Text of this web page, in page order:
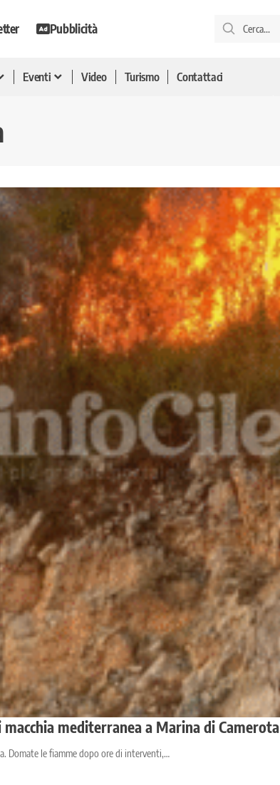
Pubblicità
Eventi Video Turismo Contattaci
mediterranea a Marina di Camerota
Domate le fiamme dopo ore di interventi,…